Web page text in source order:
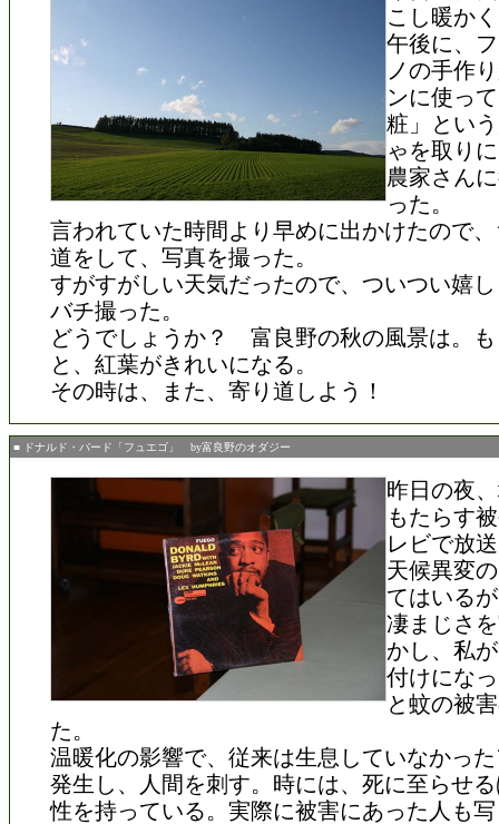
こし暖か
午後に、
ノの手作
ンに使っ
粧」とい
ゃを取り
農家さん
った。
言われていた時間より早めに出かけたので
道をして、写真を撮った。
すがすがしい天気だったので、ついつい嬉
バチ撮った。
どうでしょうか？ 富良野の秋の風景は。
と、紅葉がきれいになる。
その時は、また、寄り道しよう！
■ ドナルド・バード「フュエゴ」 by富良野のオダジー
昨日の夜
もたらす
レビで放
天候異変
てはいる
凄まじさ
かし、私
付けにな
と蚊の被
た。
温暖化の影響で、従来は生息していなかっ
発生し、人間を刺す。時には、死に至らせ
性を持っている。実際に被害にあった人も